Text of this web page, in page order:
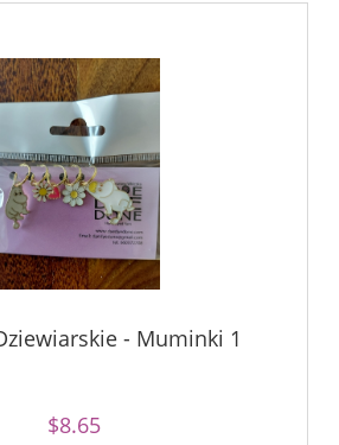
- Muminki 1
$8.65